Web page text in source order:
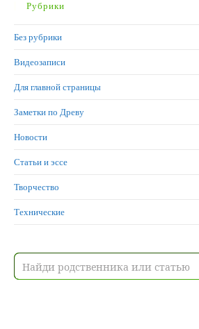
Рубрики
Без рубрики
Видеозаписи
Для главной страницы
Заметки по Древу
Новости
Статьи и эссе
Творчество
Технические